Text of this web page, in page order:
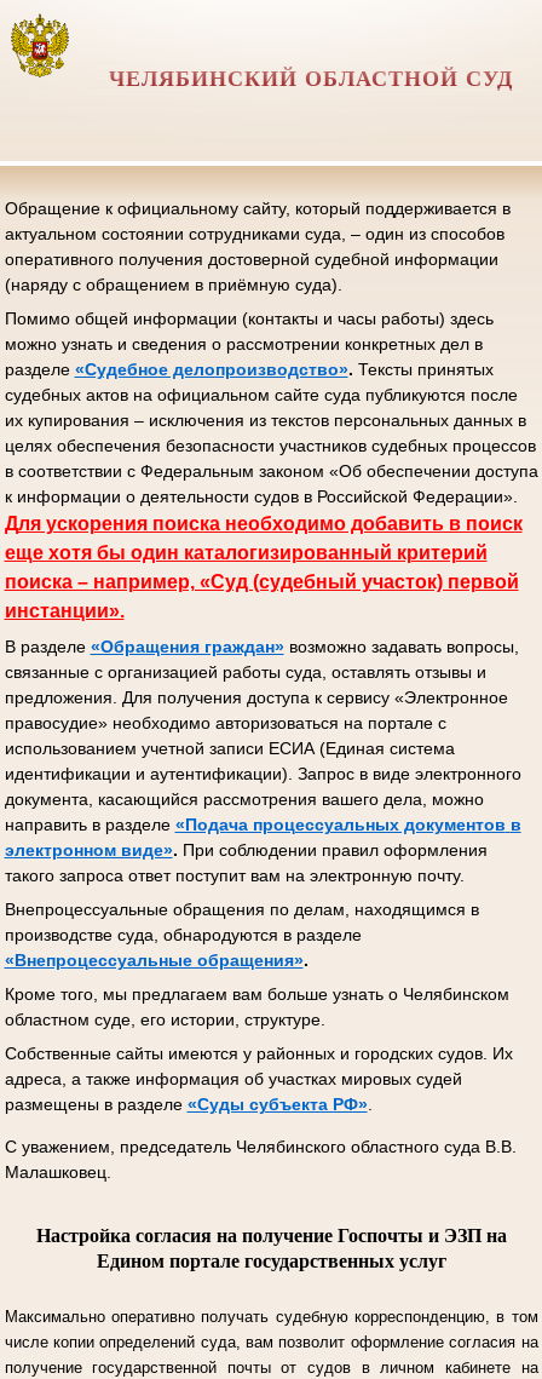
ЧЕЛЯБИНСКИЙ ОБЛАСТНОЙ СУД
Обращение к официальному сайту, который поддерживается в
актуальном состоянии сотрудниками суда, – один из способов
оперативного получения достоверной судебной информации
(наряду с обращением в приёмную суда).
Помимо общей информации (контакты и часы работы) здесь
можно узнать и сведения о рассмотрении конкретных дел в
разделе «Судебное делопроизводство». Тексты принятых
судебных актов на официальном сайте суда публикуются после
их купирования – исключения из текстов персональных данных в
целях обеспечения безопасности участников судебных процессов
в соответствии с Федеральным законом «Об обеспечении доступа
к информации о деятельности судов в Российской Федерации».
Для ускорения поиска необходимо добавить в поиск
еще хотя бы один каталогизированный критерий
поиска – например, «Суд (судебный участок) первой
инстанции».
В разделе «Обращения граждан»возможно задавать вопросы,
связанные с организацией работы суда, оставлять отзывы и
предложения. Для получения доступа к сервису «Электронное
правосудие» необходимо авторизоваться на портале с
использованием учетной записи ЕСИА (Единая система
идентификации и аутентификации). Запрос в виде электронного
документа, касающийся рассмотрения вашего дела, можно
направить в разделе «Подача процессуальных документов в
электронном виде». При соблюдении правил оформления
такого запроса ответ поступит вам на электронную почту.
Внепроцессуальные обращения по делам, находящимся в
производстве суда, обнародуются в разделе
«Внепроцессуальные обращения».
Кроме того, мы предлагаем вам больше узнать о Челябинском
областном суде, его истории, структуре.
Собственные сайты имеются у районных и городских судов. Их
адреса, а также информация об участках мировых судей
размещены в разделе «Суды субъекта РФ».
С уважением, председатель Челябинского областного суда В.В.
Малашковец.
Настройка согласия на получение Госпочты и ЭЗП на
Едином портале государственных услуг
Максимально оперативно получать судебную корреспонденцию, в том
числе копии определений суда, вам позволит оформление согласия на
получение государственной почты от судов в личном кабинете на